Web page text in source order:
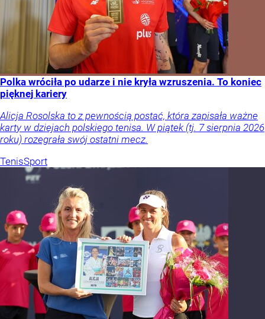
Polka wróciła po udarze i nie kryła wzruszenia. To koniec
pięknej kariery
Alicja Rosolska to z pewnością postać, która zapisała ważne
karty w dziejach polskiego tenisa. W piątek (tj. 7 sierpnia 2026
roku) rozegrała swój ostatni mecz.
TenisSport